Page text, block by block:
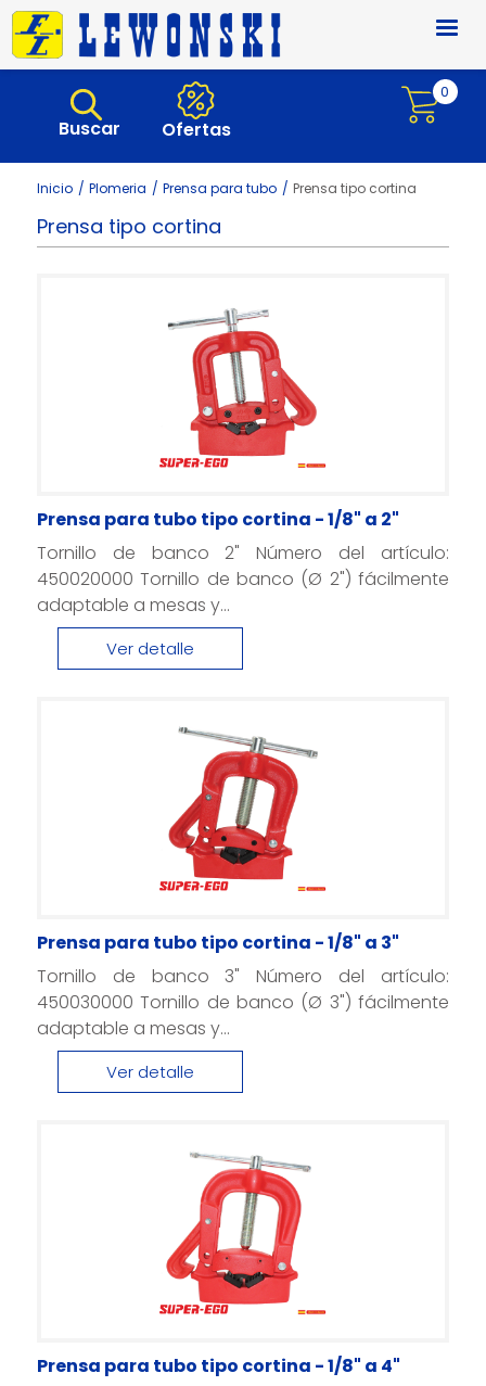
Pasar al contenido principal
Buscar Ofertas
0
Inicio Plomeria Prensa para tubo Prensa tipo cortina
Prensa tipo cortina
Prensa para tubo tipo cortina - 1/8" a 2"
Tornillo de banco 2" Número del artículo:
450020000 Tornillo de banco (Ø 2") fácilmente
adaptable a mesas y...
Ver detalle
Prensa para tubo tipo cortina - 1/8" a 3"
Tornillo de banco 3" Número del artículo:
450030000 Tornillo de banco (Ø 3") fácilmente
adaptable a mesas y...
Ver detalle
Prensa para tubo tipo cortina - 1/8" a 4"